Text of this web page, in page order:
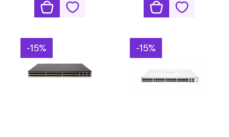
-15% -15%